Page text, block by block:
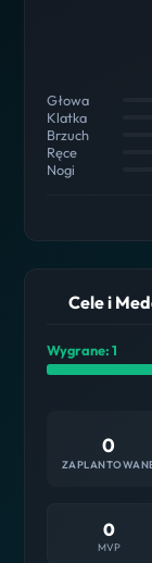
Głowa
Klatka
Brzuch
Ręce
Nogi
Cele i
Wygrane: 1
0
0
MVP